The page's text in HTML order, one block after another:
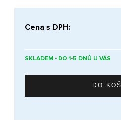
Cena s DPH:
SKLADEM - DO 1-5 DNŮ U VÁS